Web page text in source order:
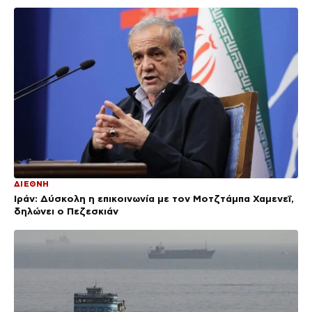
ΔΙΕΘΝΗ
Ιράν: Δύσκολη η επικοινωνία με τον Μοτζτάμπα Χαμενεΐ,
δηλώνει ο Πεζεσκιάν